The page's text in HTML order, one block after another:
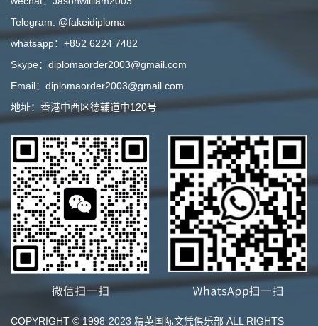
Telegram: @fakeidiploma
whatsapp：+852 6224 7482
Skype：diplomaorder2003@gmail.com
Email：diplomaorder2003@gmail.com
地址：香港中西区德辅道中120号
COPYRIGHT © 1998-2023 精英国际文凭俱乐部 ALL RIGHTS